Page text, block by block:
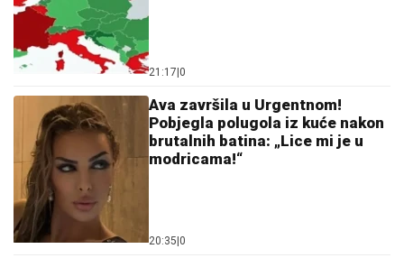
21:17|0
Ava završila u Urgentnom!
Pobjegla polugola iz kuće nakon
brutalnih batina: „Lice mi je u
modricama!“
20:35|0